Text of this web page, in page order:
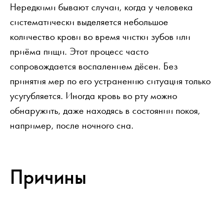
Нередкими бывают случаи, когда у человека
систематически выделяется небольшое
количество крови во время чистки зубов или
приёма пищи. Этот процесс часто
сопровождается воспалением дёсен. Без
принятия мер по его устранению ситуация только
усугубляется. Иногда кровь во рту можно
обнаружить, даже находясь в состоянии покоя,
например, после ночного сна.
Причины